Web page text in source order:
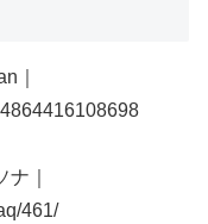
｜
｜
461/